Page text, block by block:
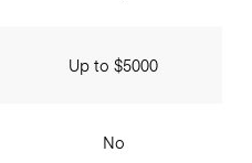
Up to $5000
No